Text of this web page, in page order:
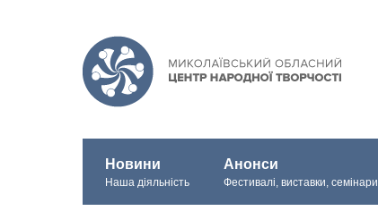
Новини
Наша діяльність
Анонси
Фестивалі, виставки, семінари